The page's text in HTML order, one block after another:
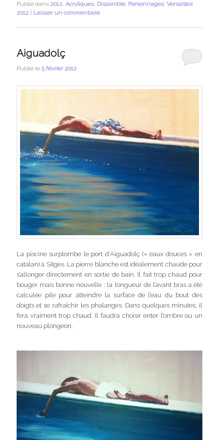
Publié dans 2012,Acryliques, Disponible, Personnages,Versailles
2012
Laisser un commentaire
Aiguadolç
Publié le5 février 2012
La piscine surplombe le port d’Aiguadolç (« eaux douces » en
catalan) à Sitges. La pierre blanche est idéalement chaude pour
s’allonger directement en sortie de bain. Il fait trop chaud pour
bouger mais bonne nouvelle : la longueur de l’avant bras a été
calculée pile pour atteindre la surface de l’eau du bout des
doigts et se rafraîchir les phalanges. Dans quelques minutes, il
fera vraiment trop chaud. Il faudra choisir enter l’ombre ou un
nouveau plongeon.